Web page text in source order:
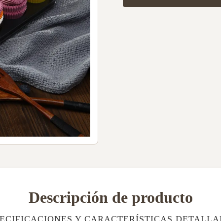
Descripción de producto
Y CARACTERÍSTICAS